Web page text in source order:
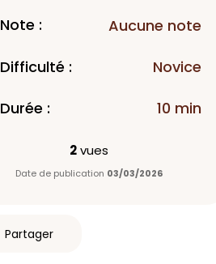
MAQUILLAGE
Rouge à lèvres
Démaquillant
Primer
Autre
Note : Aucune note
Difficulté : Novice
Durée : 10 min
2vues
Date de publication 03/03/2026
Partager